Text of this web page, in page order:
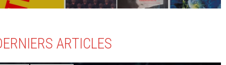
ARTICLES